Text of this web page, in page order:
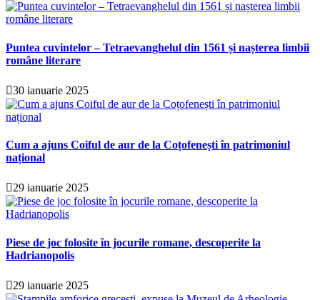
Puntea cuvintelor – Tetraevanghelul din 1561 și nașterea limbii
române literare
30 ianuarie 2025
Cum a ajuns Coiful de aur de la Coțofenești în patrimoniul
național
29 ianuarie 2025
Piese de joc folosite în jocurile romane, descoperite la
Hadrianopolis
29 ianuarie 2025